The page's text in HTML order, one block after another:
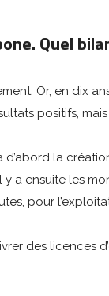
Quel
Or, en dix
positifs,
d’abord la
a ensuite les
pour
des licences